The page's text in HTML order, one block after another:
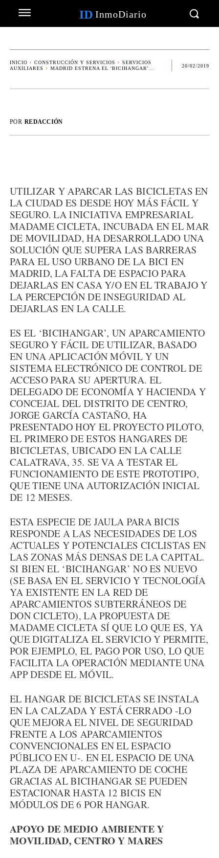
ID InmoDiario
INICIO CONSTRUCCIÓN Y SERVICIOS
SERVICIOS
AUXILIARES
MADRID ESTRENA EL 'BICIHANGAR'...
20/02/2019
POR REDACCIÓN
UTILIZAR Y APARCAR LAS BICICLETAS EN
LA CIUDAD ES DESDE HOY MÁS FÁCIL Y
SEGURO. LA INICIATIVA EMPRESARIAL
MADAME CICLETA, INCUBADA EN EL MAR
DE MOVILIDAD, HA DESARROLLADO UNA
SOLUCIÓN QUE SUPERA LAS BARRERAS
PARA EL USO URBANO DE LA BICI EN
MADRID, LA FALTA DE ESPACIO PARA
DEJARLAS EN CASA Y/O EN EL TRABAJO Y
LA PERCEPCIÓN DE INSEGURIDAD AL
DEJARLAS EN LA CALLE.
ES EL ‘BICIHANGAR’, UN APARCAMIENTO
SEGURO Y FÁCIL DE UTILIZAR, BASADO
EN UNA APLICACIÓN MÓVIL Y UN
SISTEMA ELECTRÓNICO DE CONTROL DE
ACCESO PARA SU APERTURA. EL
DELEGADO DE ECONOMÍA Y HACIENDA Y
CONCEJAL DEL DISTRITO DE CENTRO,
JORGE GARCÍA CASTAÑO, HA
PRESENTADO HOY EL PROYECTO PILOTO,
EL PRIMERO DE ESTOS HANGARES DE
BICICLETAS, UBICADO EN LA CALLE
CALATRAVA, 35. SE VA A TESTAR EL
FUNCIONAMIENTO DE ESTE PROTOTIPO,
QUE TIENE UNA AUTORIZACIÓN INICIAL
DE 12 MESES.
ESTA ESPECIE DE JAULA PARA BICIS
RESPONDE A LAS NECESIDADES DE LOS
ACTUALES Y POTENCIALES CICLISTAS EN
LAS ZONAS MÁS DENSAS DE LA CAPITAL.
SI BIEN EL ‘BICIHANGAR’ NO ES NUEVO
(SE BASA EN EL SERVICIO Y TECNOLOGÍA
YA EXISTENTE EN LA RED DE
APARCAMIENTOS SUBTERRÁNEOS DE
DON CICLETO), LA PROPUESTA DE
MADAME CICLETA SÍ QUE LO QUE ES, YA
QUE DIGITALIZA EL SERVICIO Y PERMITE,
POR EJEMPLO, EL PAGO POR USO, LO QUE
FACILITA LA OPERACIÓN MEDIANTE UNA
APP DESDE EL MÓVIL.
EL HANGAR DE BICICLETAS SE INSTALA
EN LA CALZADA Y ESTÁ CERRADO -LO
QUE MEJORA EL NIVEL DE SEGURIDAD
FRENTE A LOS APARCAMIENTOS
CONVENCIONALES EN EL ESPACIO
PÚBLICO EN U-. EN EL ESPACIO DE UNA
PLAZA DE APARCAMIENTO DE COCHE
GRACIAS AL BICIHANGAR SE PUEDEN
ESTACIONAR HASTA 12 BICIS EN
MÓDULOS DE 6 POR HANGAR.
APOYO DE MEDIO AMBIENTE Y
MOVILIDAD, CENTRO Y MARES